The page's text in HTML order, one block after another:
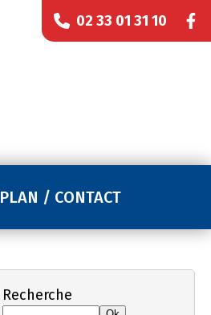
02 33 01 31 10
PLAN / CONTACT
Recherche